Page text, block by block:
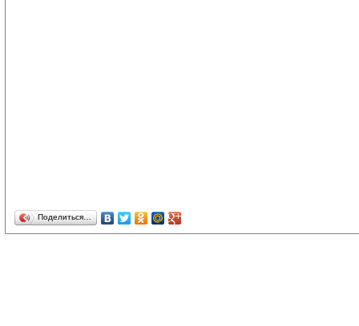
Поделиться…